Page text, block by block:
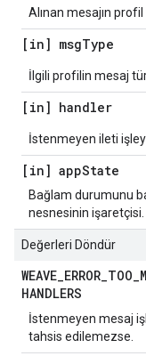
Alınan mesajın profil
[in] msgType
İlgili profilin mesaj
[in] handler
İstenmeyen ileti
[in] appState
Bağlam durumunu
nesnesinin işaretçisi.
Değerleri Döndür
WEAVE_ERROR_TOO_
HANDLERS
İstenmeyen mesaj
tahsis edilemezse.